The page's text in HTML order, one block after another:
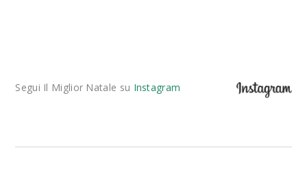
Segui Il Miglior Natale su Instagram